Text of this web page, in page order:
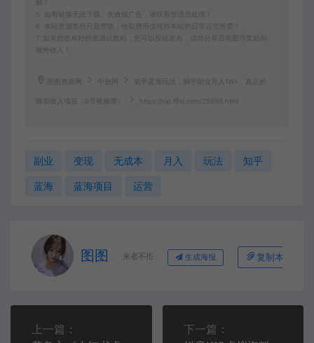
5. 如有链接无法下载、失效或广告，请联系管理员处理！
6. 本站资源售价只是赞助，收取费用仅维持本站的日常运营所需！
7. 如果您也有好的资源或教程，您可以投稿发布，成功分享后有图币奖励和
额外收入！
图图资源网 中创网 知乎蓝海玩法，躺平副业月入1W+，真正的
睡后收入项目（6节视频课） https://vip.f6sj.com/25986.html
副业 变现 无成本 月入 玩法 知乎
蓝海 蓝海项目 运营
图图 来者不拒 生成海报 复制本文链接
上一篇：
下一篇：